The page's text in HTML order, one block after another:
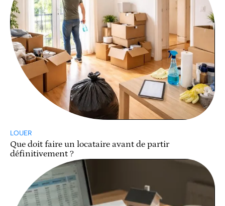
LOUER
Que doit faire un locataire avant de partir
définitivement ?